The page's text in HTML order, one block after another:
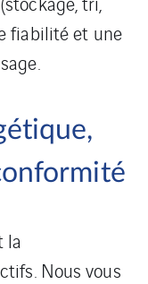
fiabilité et une
la
Nous vous